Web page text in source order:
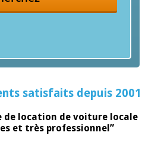
satisfaits depuis 2001
de location de voiture locale
et très professionnel”